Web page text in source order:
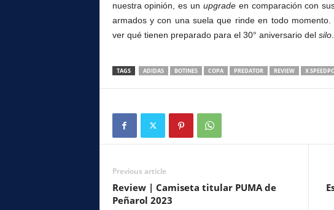
nuestra opinión, es un upgradeen comparación con
armados y con una suela que rinde en todo
ver qué tienen preparado para el 30° aniversario del silo.
TAGS ADIDAS BOTINES COPA PREDATOR REVIEW X
Previous article
Review | Camiseta titular PUMA de
Peñarol 2023